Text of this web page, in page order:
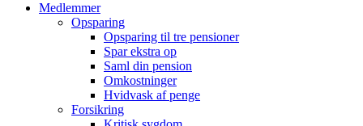
Medlemmer
Opsparing
Opsparing til tre pensioner
Spar ekstra op
Saml din pension
Omkostninger
Hvidvask af penge
Forsikring